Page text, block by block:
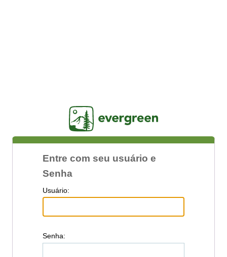
Entre com seu usuário e
Senha
Usuário:
Senha: